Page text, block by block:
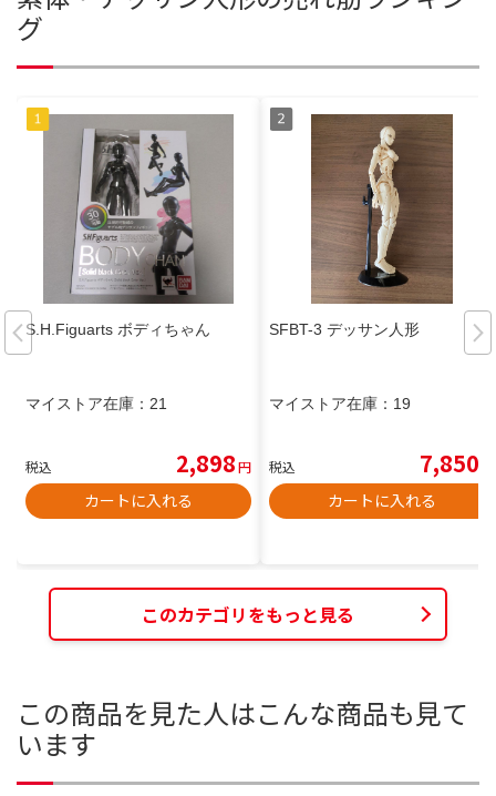
グ
S.H.Figuarts ボディちゃん
マイストア在庫： 21
税込 2,898円
カートに入れる
SFBT-3 デッサン人形
マイストア在庫： 19
税込 7,850
カートに入れる
このカテゴリをもっと見る
この商品を見た人はこんな商品も見て
います